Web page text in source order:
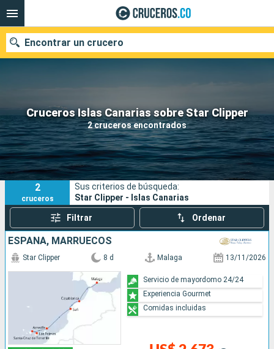
Cruceros Islas Canarias sobre Star Clipper
2 cruceros encontrados
Encontrar un crucero
Fecha de salida
Buscar
2
cruceros
Sus criterios de búsqueda:
Star Clipper - Islas Canarias
Filtrar Ordenar
ESPAÑA, MARRUECOS
Star Clipper 8 d Malaga 13/11/2026
Servicio de mayordomo 24/24
Experiencia Gourmet
Comidas incluidas